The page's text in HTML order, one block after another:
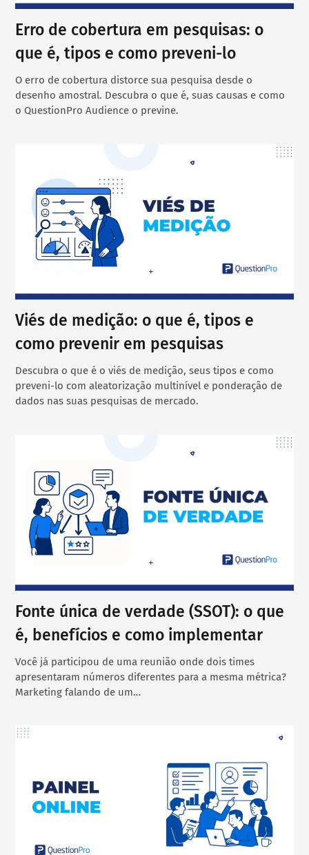
Erro de cobertura em pesquisas: o
que é, tipos e como preveni-lo
O erro de cobertura distorce sua pesquisa desde o
desenho amostral. Descubra o que é, suas causas e como
o QuestionPro Audience o previne.
Viés de medição: o que é, tipos e
como prevenir em pesquisas
Descubra o que é o viés de medição, seus tipos e como
preveni-lo com aleatorização multinível e ponderação de
dados nas suas pesquisas de mercado.
Fonte única de verdade (SSOT): o que
é, benefícios e como implementar
Você já participou de uma reunião onde dois times
apresentaram números diferentes para a mesma métrica?
Marketing falando de um…